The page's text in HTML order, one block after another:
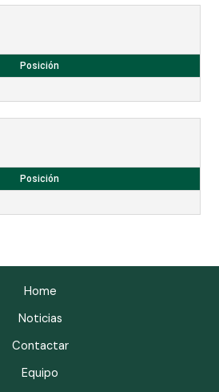
Posición
Posición
Home
Noticias
Contactar
Equipo